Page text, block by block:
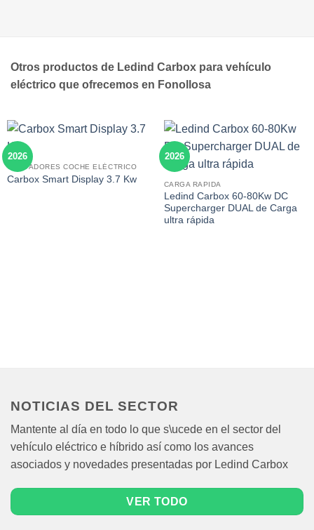
Otros productos de Ledind Carbox para vehículo
eléctrico que ofrecemos en Fonollosa
2026
CARGADORES COCHE ELÉCTRICO
Carbox Smart Display 3.7 Kw
2026
CARGA RAPIDA
Ledind Carbox 60-80Kw DC
Supercharger DUAL de Carga
ultra rápida
NOTICIAS DEL SECTOR
Mantente al día en todo lo que s\ucede en el sector del
vehículo eléctrico e híbrido así como los avances
asociados y novedades presentadas por Ledind Carbox
VER TODO